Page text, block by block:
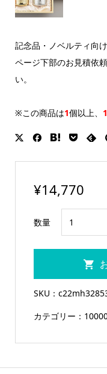
記念品・ノベルティ向
ページ下部のお見積依
い。
※この商品は1個以上 1
¥14,770
数量
純
銅
呑
み
銅
SKU：
カテゴリー：